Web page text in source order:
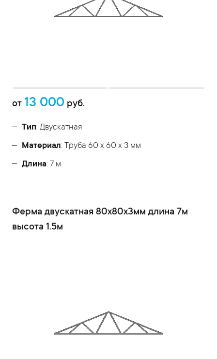
от 13 000 руб.
Тип: Двускатная
Материал: Труба 60 x 60 x 3 мм
Длина: 7 м
Ферма двускатная 80x80x3мм длина 7м
высота 1.5м